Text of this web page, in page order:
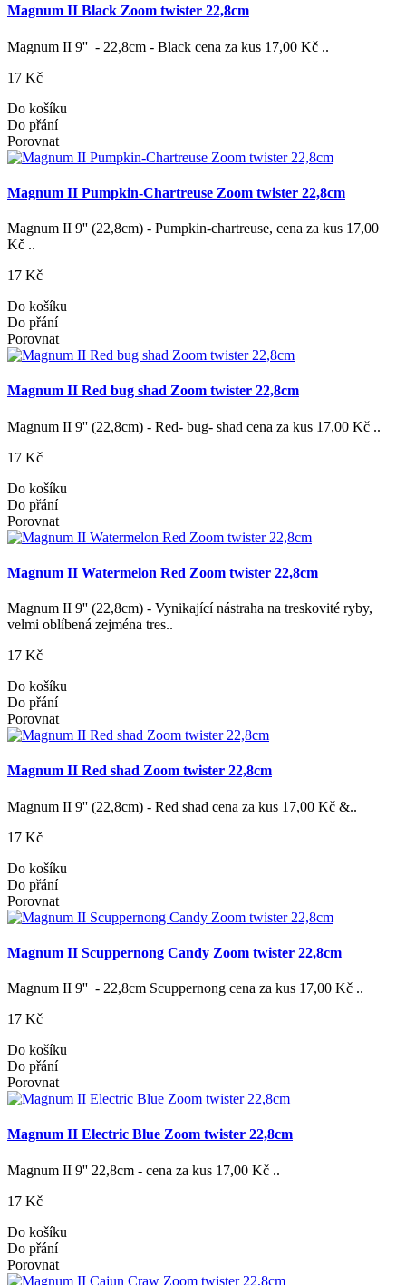
Magnum II Black Zoom twister 22,8cm
Magnum II 9'' - 22,8cm - Black cena za kus 17,00 Kč ..
17 Kč
Do košíku
Do přání
Porovnat
Magnum II Pumpkin-Chartreuse Zoom twister 22,8cm
Magnum II 9'' (22,8cm) - Pumpkin-chartreuse, cena za kus 17,00
Kč ..
17 Kč
Do košíku
Do přání
Porovnat
Magnum II Red bug shad Zoom twister 22,8cm
Magnum II 9'' (22,8cm) - Red- bug- shad cena za kus 17,00 Kč ..
17 Kč
Do košíku
Do přání
Porovnat
Magnum II Watermelon Red Zoom twister 22,8cm
Magnum II 9'' (22,8cm) - Vynikající nástraha na treskovité ryby,
velmi oblíbená zejména tres..
17 Kč
Do košíku
Do přání
Porovnat
Magnum II Red shad Zoom twister 22,8cm
Magnum II 9'' (22,8cm) - Red shad cena za kus 17,00 Kč &..
17 Kč
Do košíku
Do přání
Porovnat
Magnum II Scuppernong Candy Zoom twister 22,8cm
Magnum II 9'' - 22,8cm Scuppernong cena za kus 17,00 Kč ..
17 Kč
Do košíku
Do přání
Porovnat
Magnum II Electric Blue Zoom twister 22,8cm
Magnum II 9'' 22,8cm - cena za kus 17,00 Kč ..
17 Kč
Do košíku
Do přání
Porovnat